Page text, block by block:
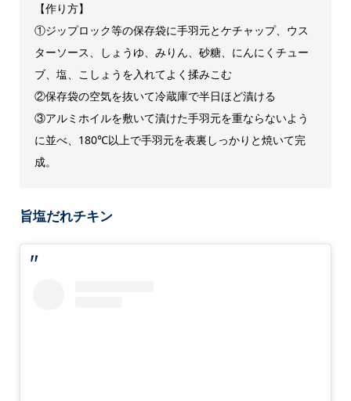
【作り方】
①ジップロック等の保存袋に手羽元とケチャップ、ウス
ターソース、しょうゆ、みりん、砂糖、にんにくチュー
ブ、塩、こしょうを入れてよく揉みこむ
②保存袋の空気を抜いて冷蔵庫で半日ほど漬ける
③アルミホイルを敷いて漬けた手羽元を重ならないよう
に並べ、180℃以上で手羽元を表裏しっかりと焼いて完
成。
旨塩だれチキン